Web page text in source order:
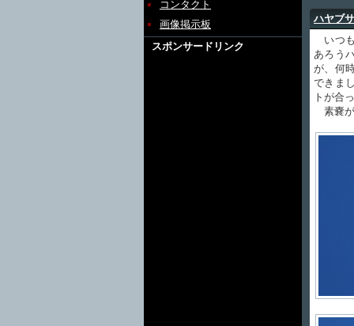
コンタクト
画像掲示板
スポンサードリンク
ハヤブサ
いつも
あろう
が、何
できま
トが合
素嚢が